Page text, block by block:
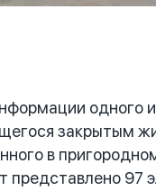
одного
закрытым
в
представлено 97